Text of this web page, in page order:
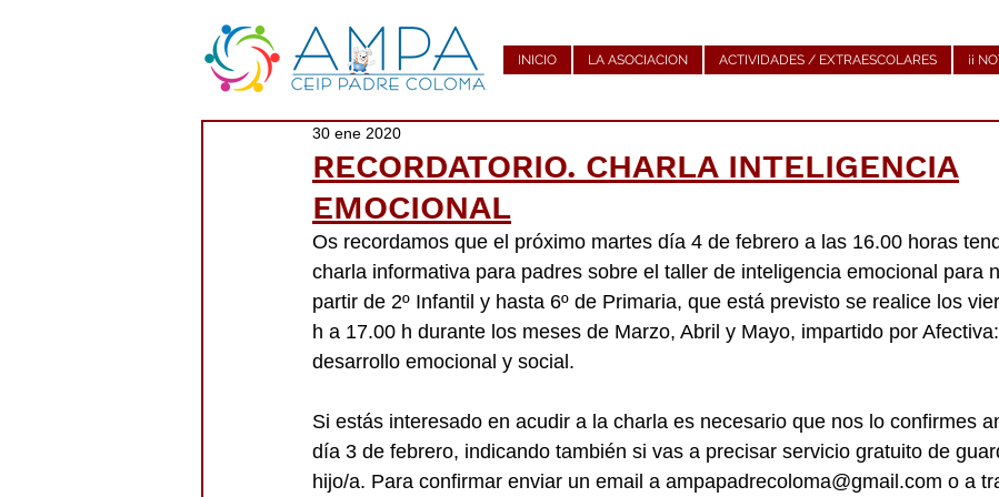
INICIO LA ASOCIACION ACTIVIDADES / EXTRAESCOLARES ¡¡
RECORDATORIO. CHARLA INTELIGENCIA
EMOCIONAL
30 ene 2020
Os recordamos que el próximo martes día 4 de febrero a las 16.00 horas
charla informativa para padres sobre el taller de inteligencia emocional para
partir de 2º Infantil y hasta 6º de Primaria, que está previsto se realice los
h a 17.00 h durante los meses de Marzo, Abril y Mayo, impartido por
desarrollo emocional y social.
Si estás interesado en acudir a la charla es necesario que nos lo confirmes
día 3 de febrero, indicando también si vas a precisar servicio gratuito de
hijo/a. Para confirmar enviar un email a ampapadrecoloma@gmail.com o a